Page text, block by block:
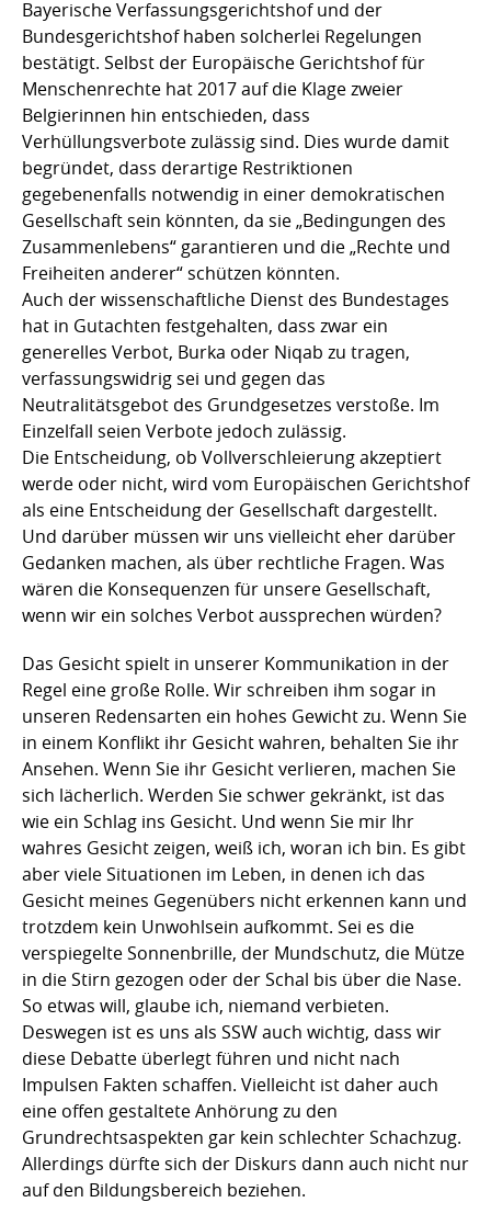
Bayerische Verfassungsgerichtshof und der
Bundesgerichtshof haben solcherlei Regelungen
bestätigt. Selbst der Europäische Gerichtshof für
Menschenrechte hat 2017 auf die Klage zweier
Belgierinnen hin entschieden, dass
Verhüllungsverbote zulässig sind. Dies wurde damit
begründet, dass derartige Restriktionen
gegebenenfalls notwendig in einer demokratischen
Gesellschaft sein könnten, da sie „Bedingungen des
Zusammenlebens“ garantieren und die „Rechte und
Freiheiten anderer“ schützen könnten.
Auch der wissenschaftliche Dienst des Bundestages
hat in Gutachten festgehalten, dass zwar ein
generelles Verbot, Burka oder Niqab zu tragen,
verfassungswidrig sei und gegen das
Neutralitätsgebot des Grundgesetzes verstoße. Im
Einzelfall seien Verbote jedoch zulässig.
Die Entscheidung, ob Vollverschleierung akzeptiert
werde oder nicht, wird vom Europäischen Gerichtshof
als eine Entscheidung der Gesellschaft dargestellt.
Und darüber müssen wir uns vielleicht eher darüber
Gedanken machen, als über rechtliche Fragen. Was
wären die Konsequenzen für unsere Gesellschaft,
wenn wir ein solches Verbot aussprechen würden?
Das Gesicht spielt in unserer Kommunikation in der
Regel eine große Rolle. Wir schreiben ihm sogar in
unseren Redensarten ein hohes Gewicht zu. Wenn Sie
in einem Konflikt ihr Gesicht wahren, behalten Sie ihr
Ansehen. Wenn Sie ihr Gesicht verlieren, machen Sie
sich lächerlich. Werden Sie schwer gekränkt, ist das
wie ein Schlag ins Gesicht. Und wenn Sie mir Ihr
wahres Gesicht zeigen, weiß ich, woran ich bin. Es gibt
aber viele Situationen im Leben, in denen ich das
Gesicht meines Gegenübers nicht erkennen kann und
trotzdem kein Unwohlsein aufkommt. Sei es die
verspiegelte Sonnenbrille, der Mundschutz, die Mütze
in die Stirn gezogen oder der Schal bis über die Nase.
So etwas will, glaube ich, niemand verbieten.
Deswegen ist es uns als SSW auch wichtig, dass wir
diese Debatte überlegt führen und nicht nach
Impulsen Fakten schaffen. Vielleicht ist daher auch
eine offen gestaltete Anhörung zu den
Grundrechtsaspekten gar kein schlechter Schachzug.
Allerdings dürfte sich der Diskurs dann auch nicht nur
auf den Bildungsbereich beziehen.